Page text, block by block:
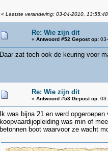
« Laatste verandering: 03-04-2010,
Re: Wie zijn dit
« Antwoord #52 Gepost op:03-
Daar zat toch ook de keuring voor
Re: Wie zijn dit
« Antwoord #53 Gepost op:03-
Ik was bijna 21 en werd
koopvaardijopleiding was min of
betonnen boot waarvoor ze wacht